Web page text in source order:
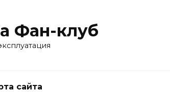
Фан-клуб
сайта